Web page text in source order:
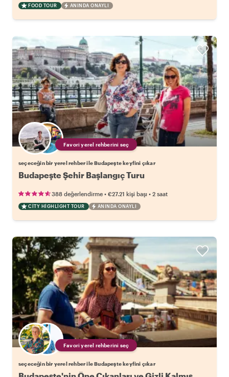
FOOD TOUR ANINDA ONAYLI
Favori yerel rehberini seç
seçeceğin bir yerel rehber ile Budapeşte keyfini çıkar
Budapeşte Şehir Başlangıç Turu
388 değerlendirme • €27.21 kişi başı • 2 saat
CITY HIGHLIGHT TOUR ANINDA ONAYLI
Favori yerel rehberini seç
seçeceğin bir yerel rehber ile Budapeşte keyfini çıkar